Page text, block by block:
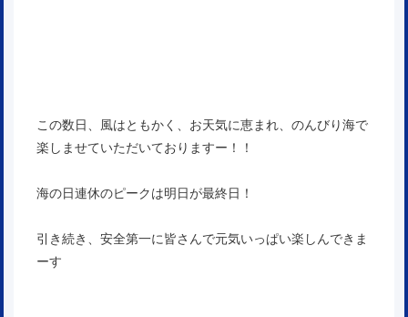
この数日、風はともかく、お天気に恵まれ、のんびり海で
楽しませていただいておりますー！！
海の日連休のピークは明日が最終日！
引き続き、安全第一に皆さんで元気いっぱい楽しんできま
ーす